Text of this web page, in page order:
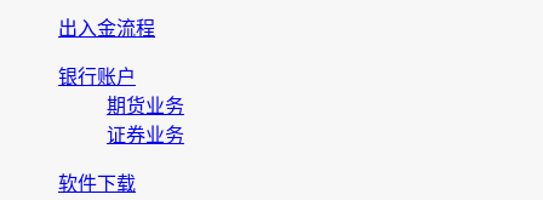
出入金流程
银行账户
期货业务
证券业务
软件下载